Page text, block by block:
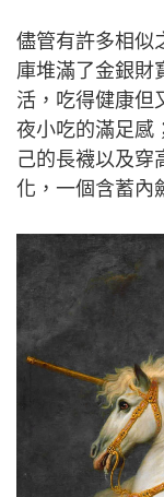
儘管有許多相似
庫堆滿了金銀財
活，吃得健康但
夜小吃的滿足感
己的長襪以及穿
化，一個含蓄內